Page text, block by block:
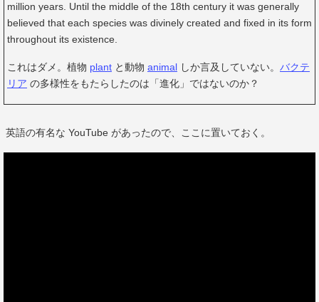
million years. Until the middle of the 18th century it was generally
believed that each species was divinely created and fixed in its form
throughout its existence.
これはダメ。植物 plant と動物 animal しか言及していない。 バクテ
リア の多様性をもたらしたのは「進化」ではないのか？
英語の有名な YouTube があったので、ここに置いておく。